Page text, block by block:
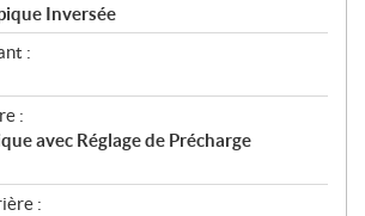
Inversée
:
:
avec Réglage de Précharge
: